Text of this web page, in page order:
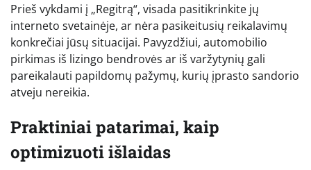
Prieš vykdami į „Regitrą“, visada pasitikrinkite jų
interneto svetainėje, ar nėra pasikeitusių reikalavimų
konkrečiai jūsų situacijai. Pavyzdžiui, automobilio
pirkimas iš lizingo bendrovės ar iš varžytynių gali
pareikalauti papildomų pažymų, kurių įprasto sandorio
atveju nereikia.
Praktiniai patarimai, kaip
optimizuoti išlaidas